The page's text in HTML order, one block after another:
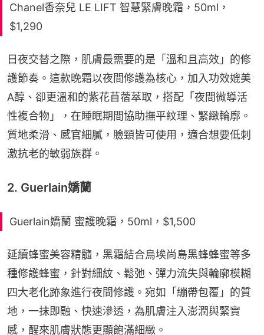
Chanel香奈兒 LE LIFT 智慧緊膚晚霜，50ml，
$1,290
日夜交替之際，肌膚最需要的是「溫和且高效」的修
護節奏。這款晚霜以夜間修護為核心，加入功效媲美
A醇、卻更溫和的紫花苜蓿萃取，搭配「夜間微導活
性複合物」，在睡眠期間協助撫平紋理、緊緻輪廓。
質地柔滑、感官細膩，臉頸皆可使用，適合想要低刺
激抗老的敏弱族群。
2. Guerlain嬌蘭
Guerlain嬌蘭 蜜護晚霜，50ml，$1,500
延續蜂蜜美容精髓，黑霜結合烏埃尚島黑蜂蜂蜜等多
種修護蜂蜜，針對細紋、鬆弛、彈力流失與輪廓模糊
四大老化跡象進行夜間修護。宛如「繃帶包覆」的質
地，一抹即融、快速滲透，為肌膚注入澎潤與緊實
感，醒來肌膚狀態更顯飽滿細緻。